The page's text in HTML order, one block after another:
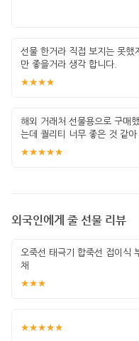
선물 한거라 직접 보지는 못했
만 좋을거라 생각 합니다.
★★★★
해외 거래처 선물용으로 구매했
는데 퀄리티 너무 좋은 것 같아
요! 전통의
★★★★★
외국인에게 줄 선물 리뷰
오죽선 태극기 합죽선 접이식
채
★★★
★★★★★